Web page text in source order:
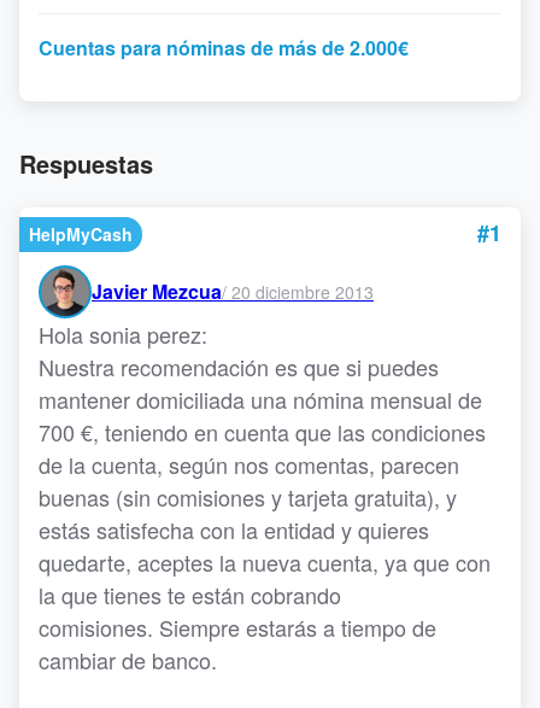
Cuentas para nóminas de más de 2.000€
Respuestas
HelpMyCash #1
Javier Mezcua/ 20 diciembre 2013
Hola sonia perez:
Nuestra recomendación es que si puedes
mantener domiciliada una nómina mensual de
700 €, teniendo en cuenta que las condiciones
de la cuenta, según nos comentas, parecen
buenas (sin comisiones y tarjeta gratuita), y
estás satisfecha con la entidad y quieres
quedarte, aceptes la nueva cuenta, ya que con
la que tienes te están cobrando
comisiones. Siempre estarás a tiempo de
cambiar de banco.